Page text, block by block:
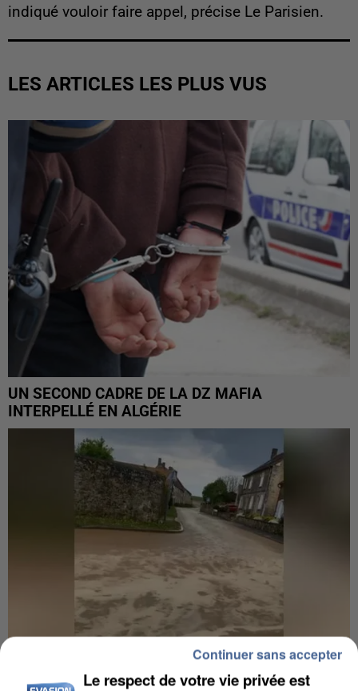
indiqué vouloir faire appel, précise Le Parisien.
LES ARTICLES LES PLUS VUS
UN SECOND CADRE DE LA DZ MAFIA
INTERPELLÉ EN ALGÉRIE
Le respect de votre vie privée est
Continuer sans accepter